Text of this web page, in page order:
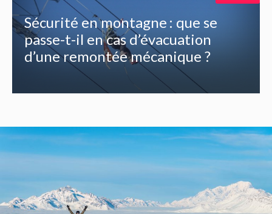
Sécurité en montagne : que se
passe-t-il en cas d’évacuation
d’une remontée mécanique ?